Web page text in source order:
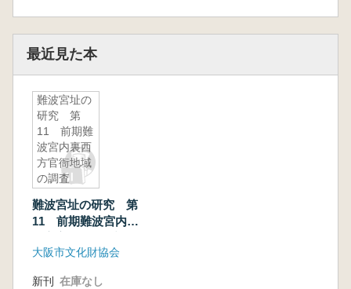
最近見た本
難波宮址の
研究 第
11 前期難
波宮内裏西
方官衙地域
の調査
難波宮址の研究 第
11 前期難波宮内裏
大阪市文化財協会
新刊 在庫なし